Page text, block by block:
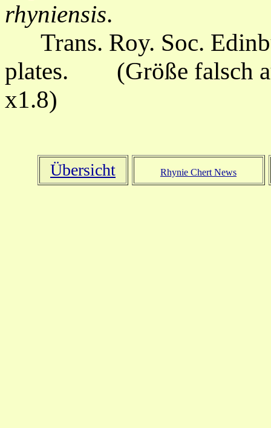
rhyniensis.
Trans. Roy. Soc.
plates. (Größe falsch
x1.8)
Übersicht Rhynie Chert News